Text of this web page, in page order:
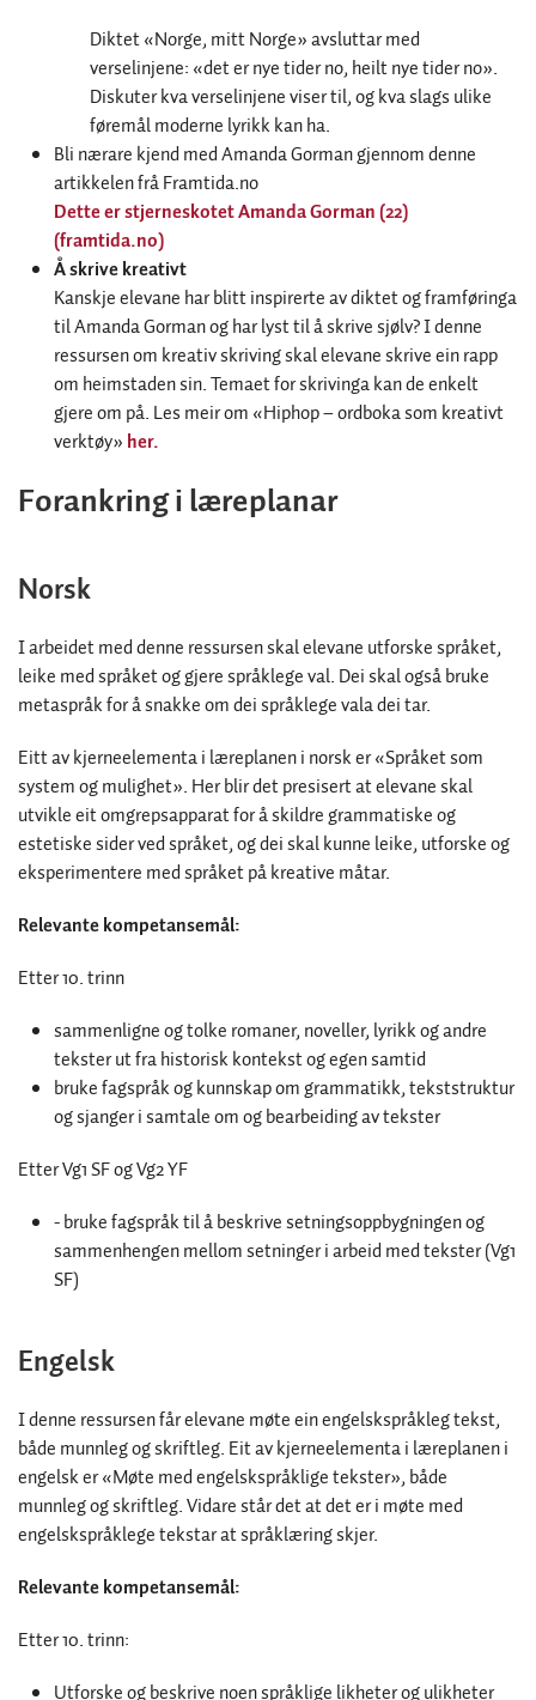
Diktet «Norge, mitt Norge» avsluttar med
verselinjene: «det er nye tider no, heilt nye tider no».
Diskuter kva verselinjene viser til, og kva slags ulike
føremål moderne lyrikk kan ha.
Bli nærare kjend med Amanda Gorman gjennom denne
artikkelen frå Framtida.no
Dette er stjerneskotet Amanda Gorman (22)
(framtida.no)
Å skrive kreativt
Kanskje elevane har blitt inspirerte av diktet og framføringa
til Amanda Gorman og har lyst til å skrive sjølv? I denne
ressursen om kreativ skriving skal elevane skrive ein rapp
om heimstaden sin. Temaet for skrivinga kan de enkelt
gjere om på. Les meir om «Hiphop – ordboka som kreativt
verktøy» her.
Forankring i læreplanar
Norsk
I arbeidet med denne ressursen skal elevane utforske språket,
leike med språket og gjere språklege val. Dei skal også bruke
metaspråk for å snakke om dei språklege vala dei tar.
Eitt av kjerneelementa i læreplanen i norsk er «Språket som
system og mulighet». Her blir det presisert at elevane skal
utvikle eit omgrepsapparat for å skildre grammatiske og
estetiske sider ved språket, og dei skal kunne leike, utforske og
eksperimentere med språket på kreative måtar.
Relevante kompetansemål:
Etter 10. trinn
sammenligne og tolke romaner, noveller, lyrikk og andre
tekster ut fra historisk kontekst og egen samtid
bruke fagspråk og kunnskap om grammatikk, tekststruktur
og sjanger i samtale om og bearbeiding av tekster
Etter Vg1 SF og Vg2 YF
-bruke fagspråk til å beskrive setningsoppbygningen og
sammenhengen mellom setninger i arbeid med tekster (Vg1
SF)
Engelsk
I denne ressursen får elevane møte ein engelskspråkleg tekst,
både munnleg og skriftleg. Eit av kjerneelementa i læreplanen i
engelsk er «Møte med engelskspråklige tekster», både
munnleg og skriftleg. Vidare står det at det er i møte med
engelskspråklege tekstar at språklæring skjer.
Relevante kompetansemål:
Etter 10. trinn:
Utforske og beskrive noen språklige likheter og ulikheter